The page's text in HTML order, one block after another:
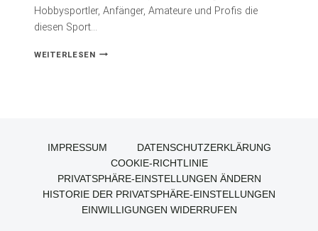
Hobbysportler, Anfänger, Amateure und Profis die
diesen Sport…
WEITERLESENBADMINTON
IMPRESSUM
DATENSCHUTZERKLÄRUNG
COOKIE-RICHTLINIE
PRIVATSPHÄRE-EINSTELLUNGEN ÄNDERN
HISTORIE DER PRIVATSPHÄRE-EINSTELLUNGEN
EINWILLIGUNGEN WIDERRUFEN